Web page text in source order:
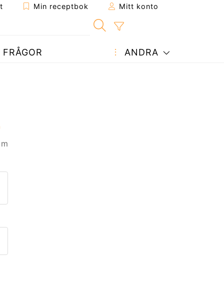
Min receptbok Mitt konto
FRÅGOR ANDRA
till en vän
sida
en fråga till författaren
upp ditt foto av detta